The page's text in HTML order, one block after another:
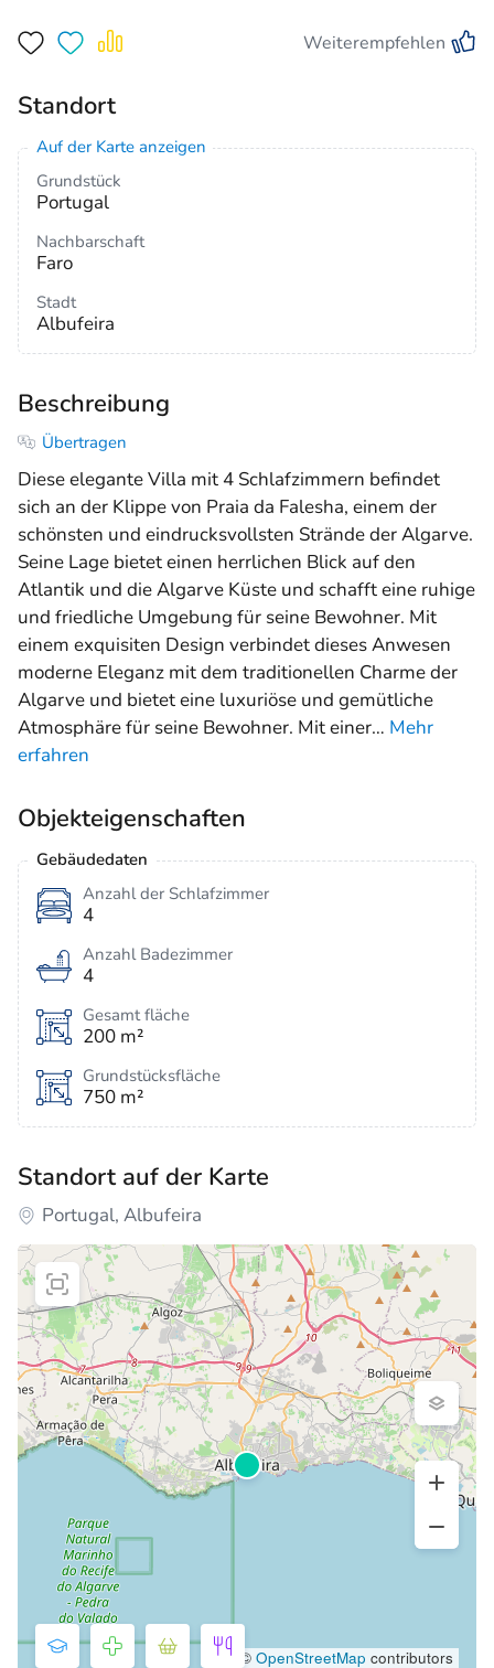
Weiterempfehlen
Standort
Auf der Karte anzeigen
Grundstück
Portugal
Nachbarschaft
Faro
Stadt
Albufeira
Beschreibung
Übertragen
Diese elegante Villa mit 4 Schlafzimmern befindet
sich an der Klippe von Praia da Falesha, einem der
schönsten und eindrucksvollsten Strände der Algarve.
Seine Lage bietet einen herrlichen Blick auf den
Atlantik und die Algarve Küste und schafft eine ruhige
und friedliche Umgebung für seine Bewohner. Mit
einem exquisiten Design verbindet dieses Anwesen
moderne Eleganz mit dem traditionellen Charme der
Algarve und bietet eine luxuriöse und gemütliche
Atmosphäre für seine Bewohner. Mit einer… Mehr
erfahren
Objekteigenschaften
Gebäudedaten
Anzahl der Schlafzimmer
4
Anzahl Badezimmer
4
Gesamt fläche
200 m²
Grundstücksfläche
750 m²
Standort auf der Karte
Portugal, Albufeira
© OpenStreetMap contributors